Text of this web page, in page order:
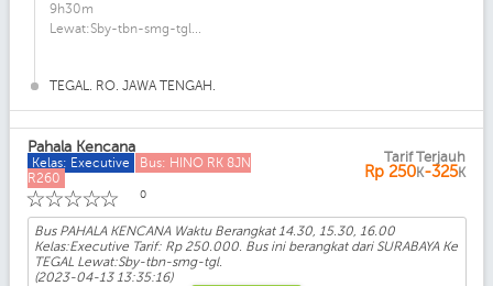
9h30m
Lewat:Sby-tbn-smg-tgl...
TEGAL. RO. JAWA TENGAH.
Pahala Kencana
Kelas: Executive
Bus: HINO RK 8JN
R260
☆
☆
☆
☆
☆ 0
Tarif Terjauh
Rp 250K-325K
Bus PAHALA KENCANA Waktu Berangkat 14.30, 15.30, 16.00
Kelas:Executive Tarif: Rp 250.000. Bus ini berangkat dari SURABAYA Ke
TEGAL Lewat:Sby-tbn-smg-tgl.
(2023-04-13 13:35:16)